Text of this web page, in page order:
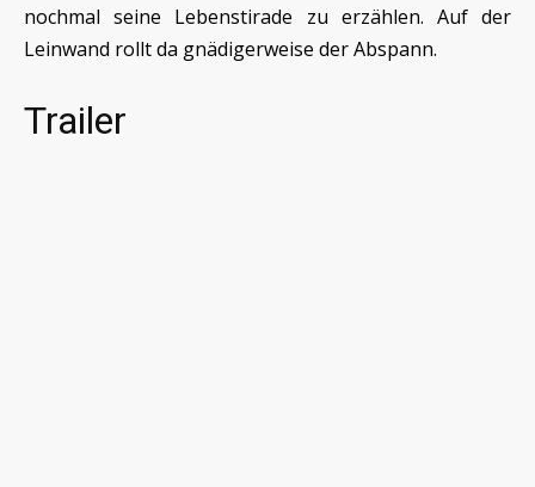
nochmal seine Lebenstirade zu erzählen. Auf der
Leinwand rollt da gnädigerweise der Abspann.
Trailer